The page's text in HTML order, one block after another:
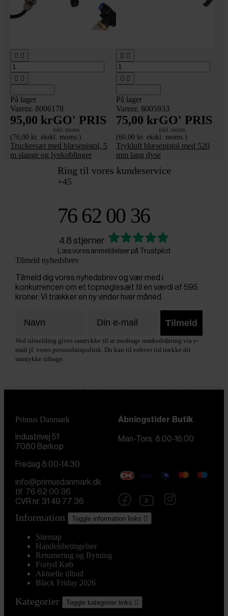
 
 
På lager
Varenr. 8006178
95,00 krGO' PRIS
inkl. moms
(76,00 kr. ekskl. moms.)
Truckersæt med blæsepistol, 5
m slange og lynkoblinger
 
 
På lager
Varenr. 8005933
75,00 krGO' PRIS
inkl. moms
(60,00 kr. ekskl. moms.)
Trykluft blæsepistol med 520
mm lang dyse
Ring til vores kundeservice
+45
76 62 00 36
4.8 stjerner
Læs vores anmeldelser på Trustpilot
Tilmeld nyhedsbrev
Tilmeld dig vores nyhedsbrev og vær med i
konkurrencen om et topnøglesæt til en værdi af 595
kroner. Vi trækker en ny vinder hver måned.
Tilmeld
Ved tilmelding gives samtykke til at modtage markedsføring via e-
mail jf. vores persondatapolitik. Du kan til enhver tid trække dit
samtykke tilbage.
Primus Danmark
Industrivej 51
7080 Børkop
Åbningstider Butik
Man-Tors. 8:00-16:00
Fredag 8:00-14:30
info@primusdanmark.dk
tlf. 76 62 00 36
CVR nr. 31 49 77 36
Information Toggle information links 
Sitemap
Handelsbetingelser
Returnering og Bytning
Fortyd Køb
Aktuelle tilbud
Black Friday 2026
Kategorier Toggle kategorier links 